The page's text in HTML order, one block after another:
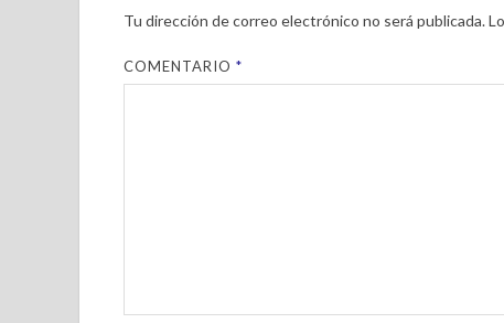
Tu dirección de correo electrónico no será publicada.
COMENTARIO*